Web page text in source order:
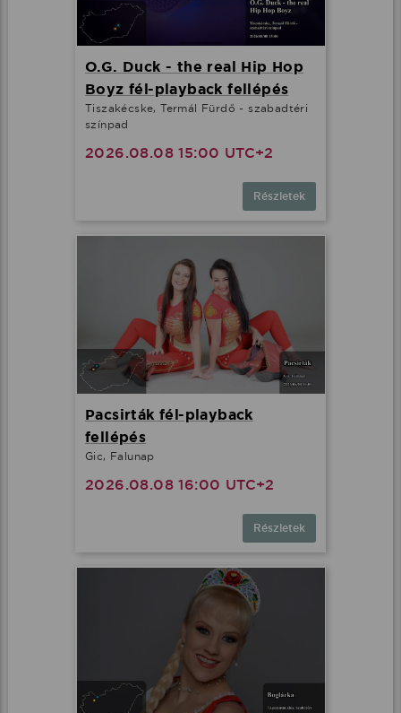
O.G. Duck - the real Hip Hop
Boyz fél-playback fellépés
Tiszakécske, Termál Fürdő - szabadtéri
színpad
2026.08.08 15:00 UTC+2
Részletek
Pacsirták fél-playback
fellépés
Gic, Falunap
2026.08.08 16:00 UTC+2
Részletek